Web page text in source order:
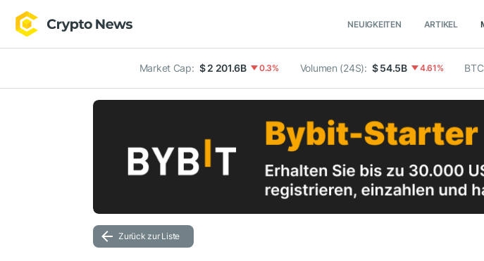
NEUIGKEITEN ARTIKEL
Market Cap: $ 2 201.6B 0.3% Volumen (24S): $ 54.5B 4.61%
Zurück zur Liste